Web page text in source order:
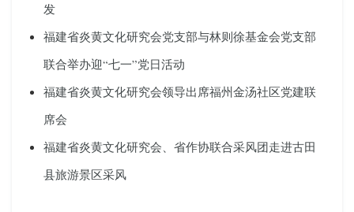
发
福建省炎黄文化研究会党支部与林则徐基金会党支部
联合举办迎“七一”党日活动
福建省炎黄文化研究会领导出席福州金汤社区党建联
席会
福建省炎黄文化研究会、省作协联合采风团走进古田
县旅游景区采风